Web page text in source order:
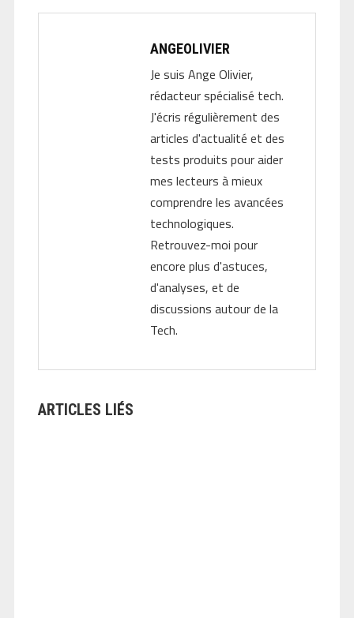
ANGEOLIVIER
Je suis Ange Olivier,
rédacteur spécialisé tech.
J'écris régulièrement des
articles d'actualité et des
tests produits pour aider
mes lecteurs à mieux
comprendre les avancées
technologiques.
Retrouvez-moi pour
encore plus d'astuces,
d'analyses, et de
discussions autour de la
Tech.
ARTICLES LIÉS